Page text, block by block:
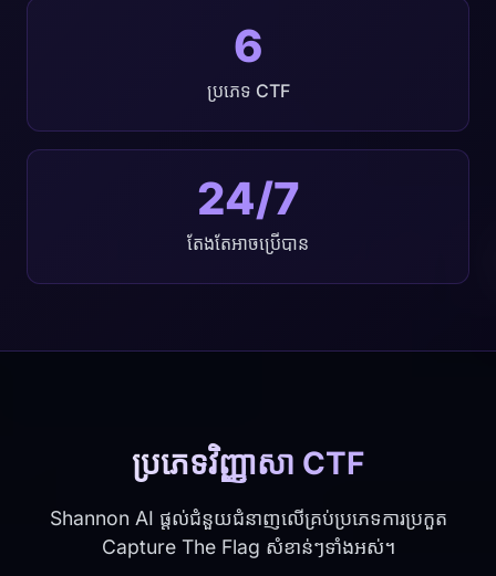
6
ប្រភេទ CTF
24/7
តែងតែអាចប្រើបាន
ប្រភេទវិញ្ញាសា CTF
Shannon AI ផ្តល់ជំនួយជំនាញលើគ្រប់ប្រភេទការប្រកួត
Capture The Flag សំខាន់ៗទាំងអស់។